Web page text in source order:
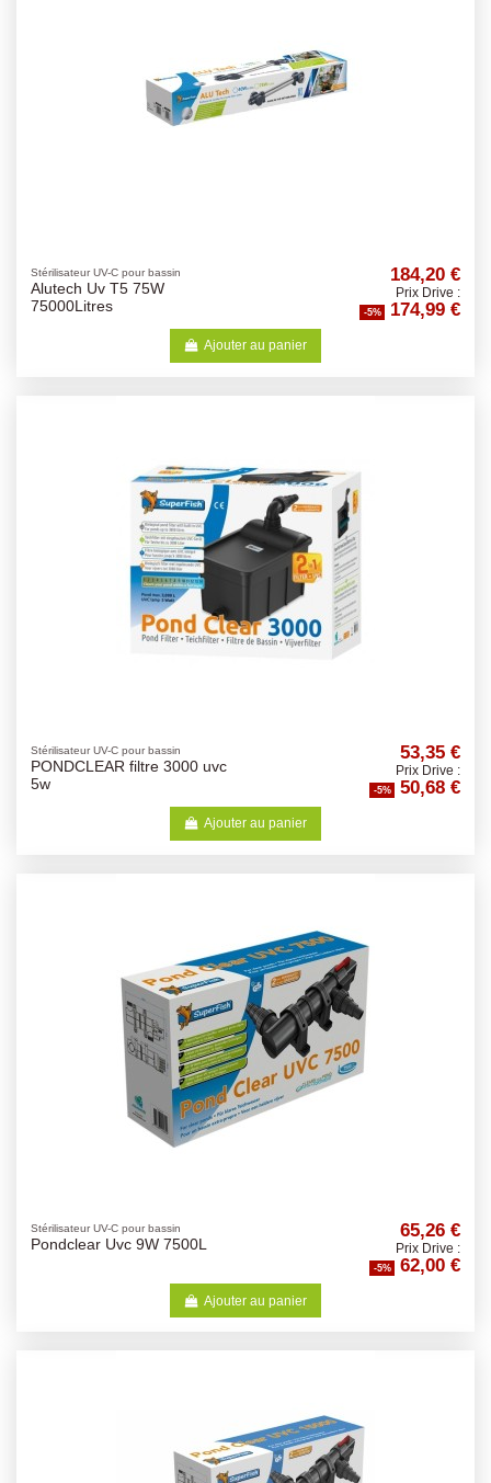
Stérilisateur UV-C pour bassin
Alutech Uv T5 75W
75000Litres
184,20 €
Prix Drive :
-5% 174,99 €
Ajouter au panier
Stérilisateur UV-C pour bassin
PONDCLEAR filtre 3000 uvc
5w
53,35 €
Prix Drive :
-5% 50,68 €
Ajouter au panier
Stérilisateur UV-C pour bassin
Pondclear Uvc 9W 7500L
65,26 €
Prix Drive :
-5% 62,00 €
Ajouter au panier